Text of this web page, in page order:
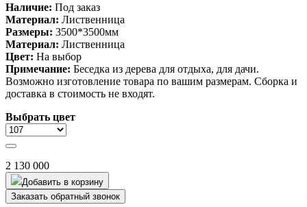
Наличие: Под заказ
Материал: Лиственница
Размеры: 3500*3500мм
Материал: Лиственница
Цвет: На выбор
Примечание: Беседка из дерева для отдыха, для дачи.
Возможно изготовление товара по вашим размерам. Сборка и
доставка в стоимость не входят.
Выбрать цвет
2 130 000
Добавить в корзину
Заказать обратный звонок